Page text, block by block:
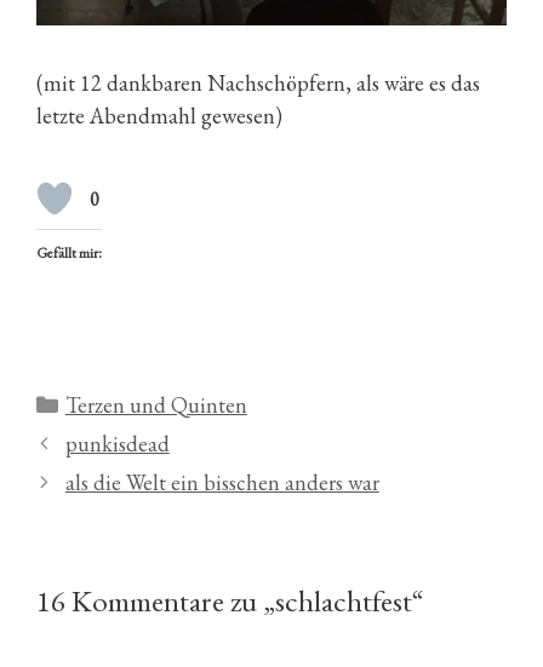
(mit 12 dankbaren Nachschöpfern, als wäre es das
letzte Abendmahl gewesen)
0
Gefällt mir:
Kategorien
Terzen und Quinten
punkisdead
als die Welt ein bisschen anders war
16 Kommentare zu „schlachtfest“